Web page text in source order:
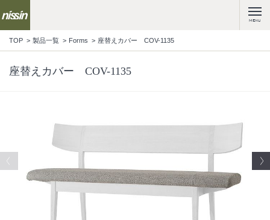
MENU
TOP 製品一覧 Forms 座替えカバー COV-1135
座替えカバー COV-1135